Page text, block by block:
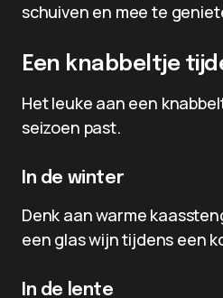
schuiven en mee te
Een knabbeltje
Het leuke aan een
seizoen past.
In de winter
Denk aan warme
een glas wijn tijdens een
In de lente